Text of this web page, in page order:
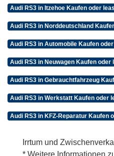
Audi RS3 in Itzehoe Kaufen oder
Audi RS3 in Norddeutschland
Audi RS3 in Automobile Kaufen
Audi RS3 in Neuwagen Kaufen oder
Audi RS3 in Gebrauchtfahrzeug
Audi RS3 in Werkstatt Kaufen oder
Audi RS3 in KFZ-Reparatur Kaufen
Irrtum und
* Weitere Informationen